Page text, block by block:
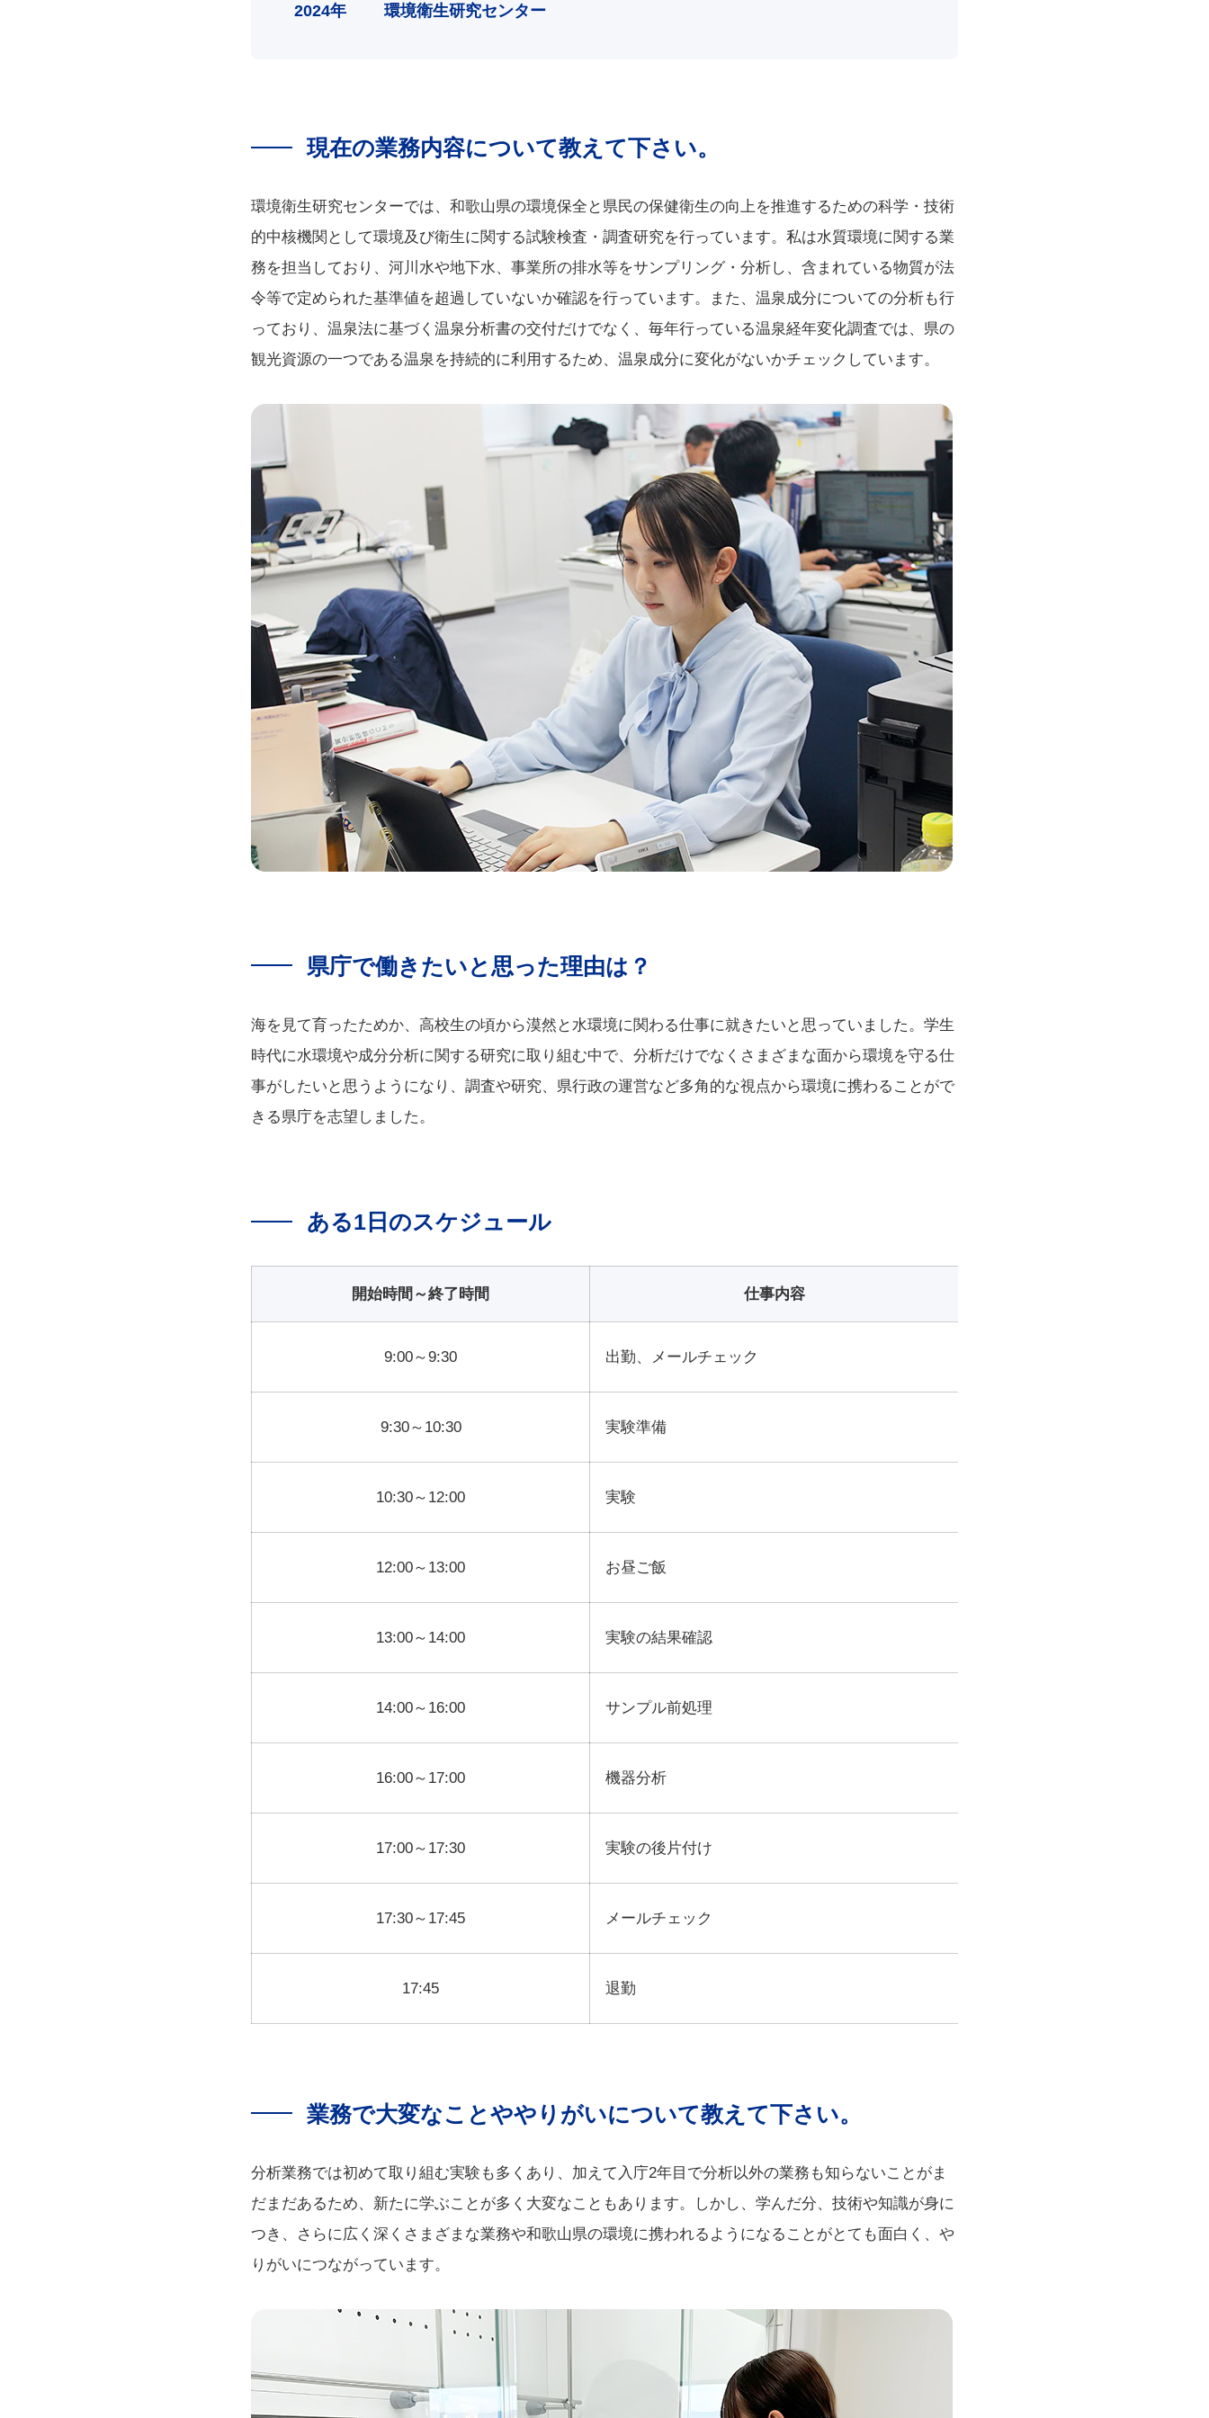
2024年 環境衛生研究センター
現在の業務内容について教えて下さい。
環境衛生研究センターでは、和歌山県の環境保全と県民の保健衛生の向上を推進するための科学・技術
的中核機関として環境及び衛生に関する試験検査・調査研究を行っています。私は水質環境に関する業
務を担当しており、河川水や地下水、事業所の排水等をサンプリング・分析し、含まれている物質が法
令等で定められた基準値を超過していないか確認を行っています。また、温泉成分についての分析も行
っており、温泉法に基づく温泉分析書の交付だけでなく、毎年行っている温泉経年変化調査では、県の
観光資源の一つである温泉を持続的に利用するため、温泉成分に変化がないかチェックしています。
県庁で働きたいと思った理由は？
海を見て育ったためか、高校生の頃から漠然と水環境に関わる仕事に就きたいと思っていました。学生
時代に水環境や成分分析に関する研究に取り組む中で、分析だけでなくさまざまな面から環境を守る仕
事がしたいと思うようになり、調査や研究、県行政の運営など多角的な視点から環境に携わることがで
きる県庁を志望しました。
ある1日のスケジュール
開始時間～終了時間 仕事内容
9:00～9:30 出勤、メールチェック
9:30～10:30 実験準備
10:30～12:00 実験
12:00～13:00 お昼ご飯
13:00～14:00 実験の結果確認
14:00～16:00 サンプル前処理
16:00～17:00 機器分析
17:00～17:30 実験の後片付け
17:30～17:45 メールチェック
17:45 退勤
業務で大変なことややりがいについて教えて下さい。
分析業務では初めて取り組む実験も多くあり、加えて入庁2年目で分析以外の業務も知らないことがま
だまだあるため、新たに学ぶことが多く大変なこともあります。しかし、学んだ分、技術や知識が身に
つき、さらに広く深くさまざまな業務や和歌山県の環境に携われるようになることがとても面白く、や
りがいにつながっています。